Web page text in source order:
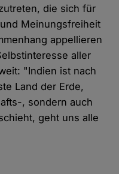
die sich für
Meinungsfreiheit
appellieren
aller
"Indien ist nach
Land der Erde,
, sondern auch
geht uns alle